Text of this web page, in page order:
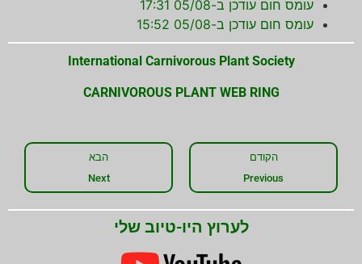
עומס חום עודכן ב-05/08 17:31
עומס חום עודכן ב-05/08 15:52
International Carnivorous Plant Society
CARNIVOROUS PLANT WEB RING
הקודם
Previous
הבא
Next
לערוץ היו-טיוב שלי